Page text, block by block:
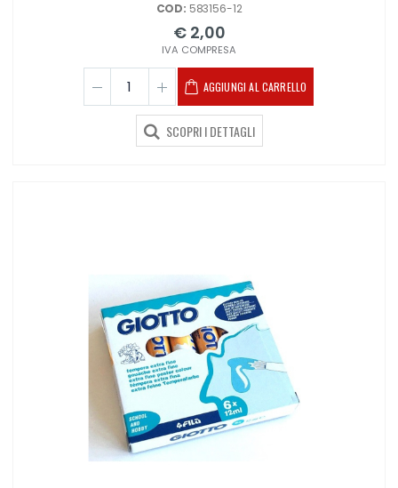
COD: 583156-12
€ 2,00
IVA COMPRESA
AGGIUNGI AL CARRELLO
SCOPRI I DETTAGLI